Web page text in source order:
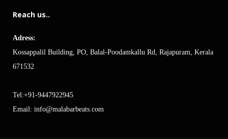
Reach us..
Adress:
Kossappalil Building, PO, Balal-Poodamkallu Rd, Rajapuram, Kerala
671532
Tel:+91-9447922945
Email: info@malabarbeats.com